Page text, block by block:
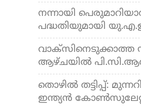
നന്നായി
പദ്ധതിയുമായി
ആഴ്ചയില്‍ പി.സി.ആര്‍
തൊഴില്‍ തട്ടിപ്പ്:
ഇന്ത്യന്‍